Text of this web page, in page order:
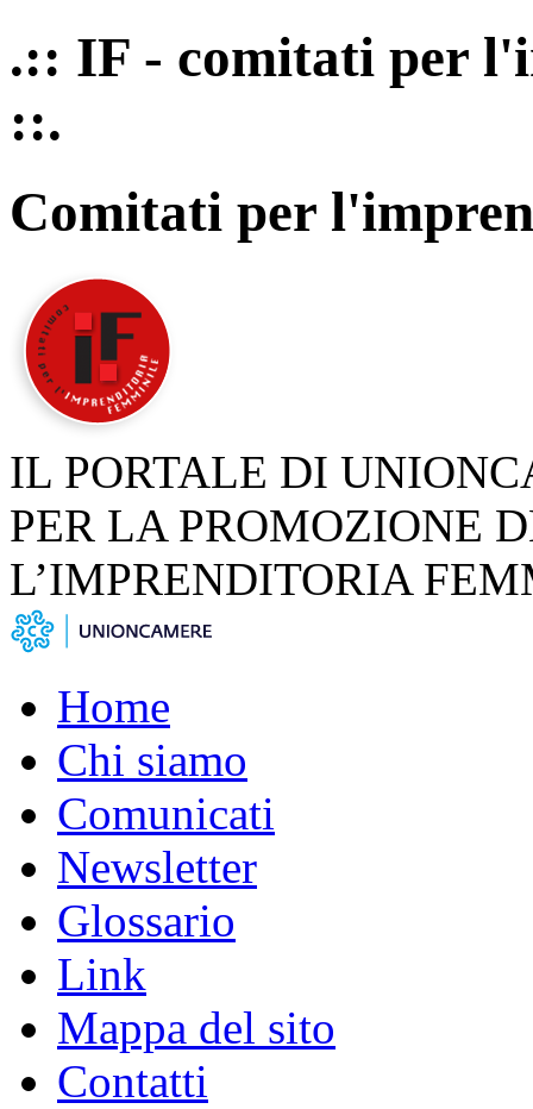
.:: IF - comitati per
::.
Comitati per
IL PORTALE DI
PER LA PROMOZIONE
L’IMPRENDITORIA
Home
Chi siamo
Comunicati
Newsletter
Glossario
Link
Mappa del sito
Contatti